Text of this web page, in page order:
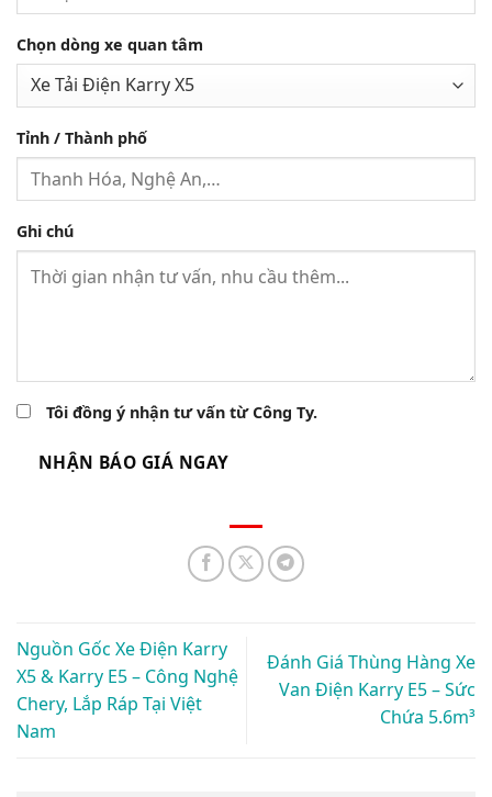
Chọn dòng xe quan tâm
Tỉnh / Thành phố
Ghi chú
Tôi đồng ý nhận tư vấn từ Công Ty.
NHẬN BÁO GIÁ NGAY
Nguồn Gốc Xe Điện Karry
X5 & Karry E5 – Công Nghệ
Chery, Lắp Ráp Tại Việt
Nam
Đánh Giá Thùng Hàng Xe
Van Điện Karry E5 – Sức
Chứa 5.6m³